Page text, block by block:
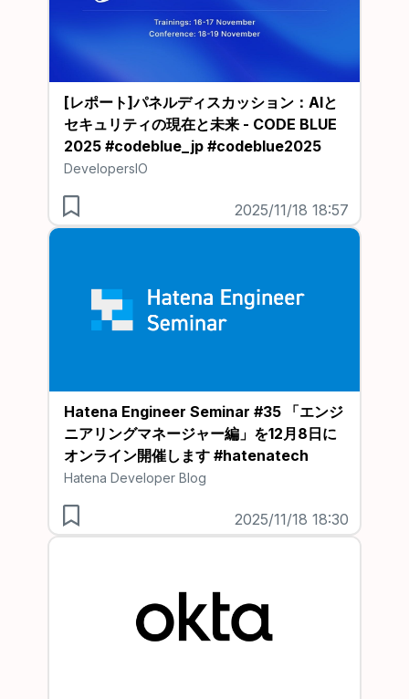
[レポート]パネルディスカッション：AIと
セキュリティの現在と未来 - CODE BLUE
2025 #codeblue_jp #codeblue2025
DevelopersIO
2025/11/18 18:57
Hatena Engineer Seminar #35 「エンジ
ニアリングマネージャー編」を12月8日に
オンライン開催します #hatenatech
Hatena Developer Blog
2025/11/18 18:30